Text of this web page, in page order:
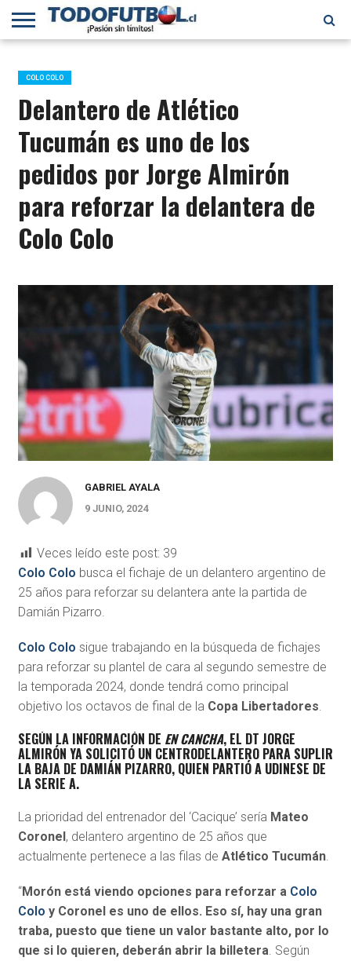
PRIMERA
B
SELECCIÓN
CHILENA
CHILENOS
EN EL
MUNDO
FÚTBOL
INTERNACIONAL
COLO COLO
Delantero de Atlético
Tucumán es uno de los
pedidos por Jorge Almirón
para reforzar la delantera de
Colo Colo
GABRIEL AYALA
9 JUNIO, 2024
Veces leído este post: 39
Colo Colo busca el fichaje de un delantero argentino de
25 años para reforzar su delantera ante la partida de
Damián Pizarro.
Colo Colo sigue trabajando en la búsqueda de fichajes
para reforzar su plantel de cara al segundo semestre de
la temporada 2024, donde tendrá como principal
objetivo los octavos de final de la Copa Libertadores.
SEGÚN LA INFORMACIÓN DE EN CANCHA, EL DT JORGE
ALMIRÓN YA SOLICITÓ UN CENTRODELANTERO PARA SUPLIR
LA BAJA DE DAMIÁN PIZARRO, QUIEN PARTIÓ AUDINESE DE
LA SERIE A.
La prioridad del entrenador del ‘Cacique’ sería Mateo
Coronel, delantero argentino de 25 años que
actualmente pertenece a las filas de Atlético Tucumán.
“Morón está viendo opciones para reforzar a Colo
Colo y Coronel es uno de ellos. Eso sí, hay una gran
traba, puesto que tiene un valor bastante alto, por lo
que si lo quieren, deberán abrir la billetera. Según